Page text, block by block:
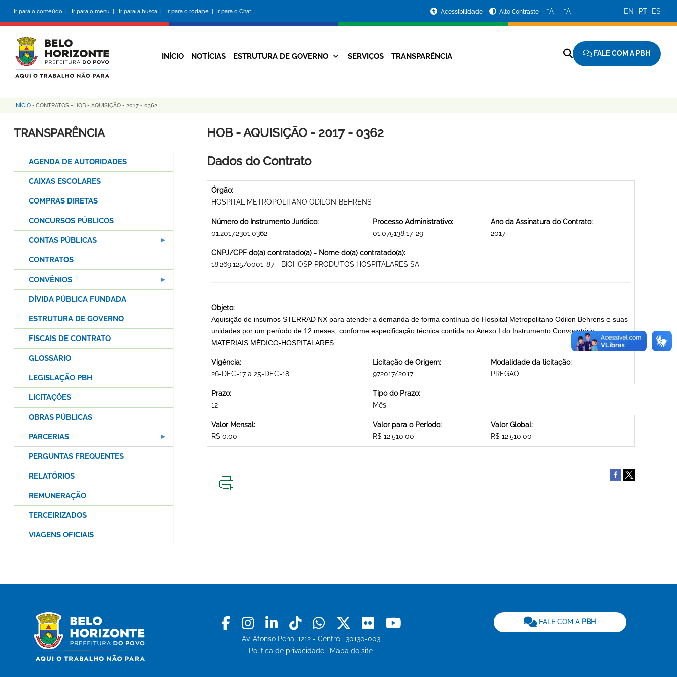
conteúdo
principal
Ir para o conteúdo | Ir para o menu | Ir para a busca | Ir para o rodapé | Ir para o Chat
da
Prefeitura
Acessibilidade Alto Contraste −A +A EN PT ES
Navegação
INÍCIO NOTÍCIAS ESTRUTURA DE GOVERNO SERVIÇOS TRANSPARÊNCIA FALE COM A PBH
Trilha
de
INÍCIO - CONTRATOS - HOB - AQUISIÇÃO - 2017 - 0362
HOB - AQUISIÇÃO - 2017 - 0362
Dados do Contrato
Órgão:
HOSPITAL METROPOLITANO ODILON BEHRENS
Número do Instrumento Jurídico:
01.2017.2301.0362
Processo Administrativo:
01.075138.17-29
Ano da Assinatura do Contrato:
2017
CNPJ/CPF do(a) contratado(a) - Nome do(a) contratado(a):
18.269.125/0001-87 - BIOHOSP PRODUTOS HOSPITALARES SA
Objeto:
Aquisição de insumos STERRAD NX para atender a demanda de forma contínua do Hospital Metropolitano Odilon Behrens e suas
unidades por um período de 12 meses, conforme especificação técnica contida no Anexo I do Instrumento Convocatório.
MATERIAIS MÉDICO-HOSPITALARES
Vigência:
26-DEC-17 a 25-DEC-18
Licitação de Origem:
972017/2017
Modalidade da licitação:
PREGAO
Prazo:
12
Tipo do Prazo:
Mês
Valor Mensal:
R$ 0.00
Valor para o Período:
R$ 12,510.00
Valor Global:
R$ 12,510.00
TRANSPARÊNCIA
AGENDA DE AUTORIDADES
CAIXAS ESCOLARES
COMPRAS DIRETAS
CONCURSOS PÚBLICOS
CONTAS PÚBLICAS
CONTRATOS
CONVÊNIOS
DÍVIDA PÚBLICA FUNDADA
ESTRUTURA DE GOVERNO
FISCAIS DE CONTRATO
GLOSSÁRIO
LEGISLAÇÃO PBH
LICITAÇÕES
OBRAS PÚBLICAS
PARCERIAS
PERGUNTAS FREQUENTES
RELATÓRIOS
REMUNERAÇÃO
TERCEIRIZADOS
VIAGENS OFICIAIS
Facebook
Instagram
LinkedinTiktokWhatsapp
X Flickr
Av. Afonso Pena, 1212 - Centro | 30130-003
Política de privacidade
Mapa do site
FALE COM A PBH